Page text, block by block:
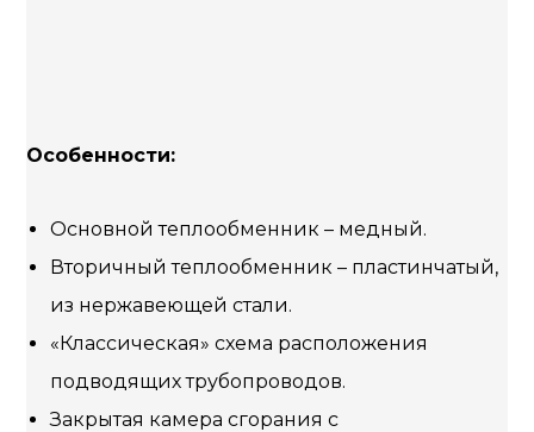
Особенности:
Основной теплообменник – медный.
Вторичный теплообменник – пластинчатый,
из нержавеющей стали.
«Классическая» схема расположения
подводящих трубопроводов.
Закрытая камера сгорания с